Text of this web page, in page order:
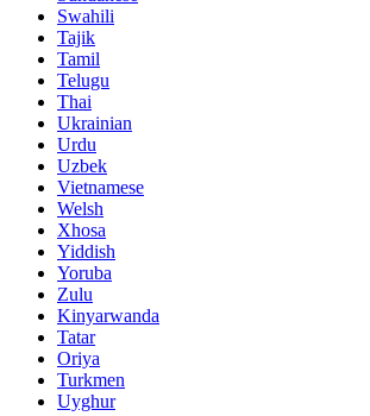
Swahili
Tajik
Tamil
Telugu
Thai
Ukrainian
Urdu
Uzbek
Vietnamese
Welsh
Xhosa
Yiddish
Yoruba
Zulu
Kinyarwanda
Tatar
Oriya
Turkmen
Uyghur